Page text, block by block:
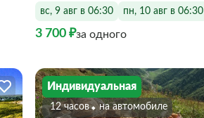
вс, 9 авг в 06:30 пн, 10 авг в 06:30
3 700 ₽за одного
Индивидуальная
12 часов На автомобиле